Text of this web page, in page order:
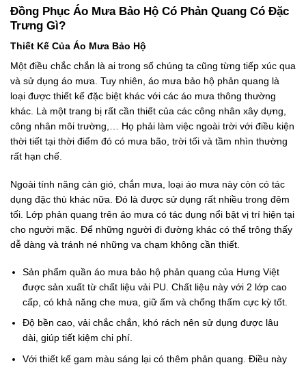
Đồng Phục Áo Mưa Bảo Hộ Có Phản Quang Có Đặc
Trưng Gì?
Thiết Kế Của Áo Mưa Bảo Hộ
Một điều chắc chắn là ai trong số chúng ta cũng từng tiếp xúc qua
và sử dụng áo mưa. Tuy nhiên, áo mưa bảo hộ phản quang là
loại được thiết kế đặc biệt khác với các áo mưa thông thường
khác. Là một trang bị rất cần thiết của các công nhân xây dựng,
công nhân môi trường,… Họ phải làm việc ngoài trời với điều kiện
thời tiết tại thời điểm đó có mưa bão, trời tối và tầm nhìn thường
rất hạn chế.
Ngoài tính năng cản gió, chắn mưa, loại áo mưa này còn có tác
dụng đặc thù khác nữa. Đó là được sử dụng rất nhiều trong đêm
tối. Lớp phản quang trên áo mưa có tác dụng nổi bật vị trí hiện tại
cho người mặc. Để những người đi đường khác có thể trông thấy
dễ dàng và tránh né những va chạm không cần thiết.
Sản phẩm quần áo mưa bảo hộ phản quang của Hưng Việt
được sản xuất từ chất liệu vải PU. Chất liệu này với 2 lớp cao
cấp, có khả năng che mưa, giữ ấm và chống thấm cực kỳ tốt.
Độ bền cao, vải chắc chắn, khó rách nên sử dụng được lâu
dài, giúp tiết kiệm chi phí.
Với thiết kế gam màu sáng lại có thêm phản quang. Điều này